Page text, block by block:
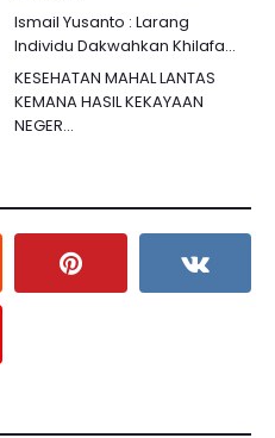
Ismail Yusanto : Larang
Individu Dakwahkan Khilafa...
KESEHATAN MAHAL LANTAS
KEMANA HASIL KEKAYAAN
NEGER...